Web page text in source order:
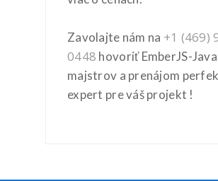
Zavolajte nám na +1 (469)
0448 hovoriť EmberJS-
majstrov a prenájom
expert pre váš projekt !